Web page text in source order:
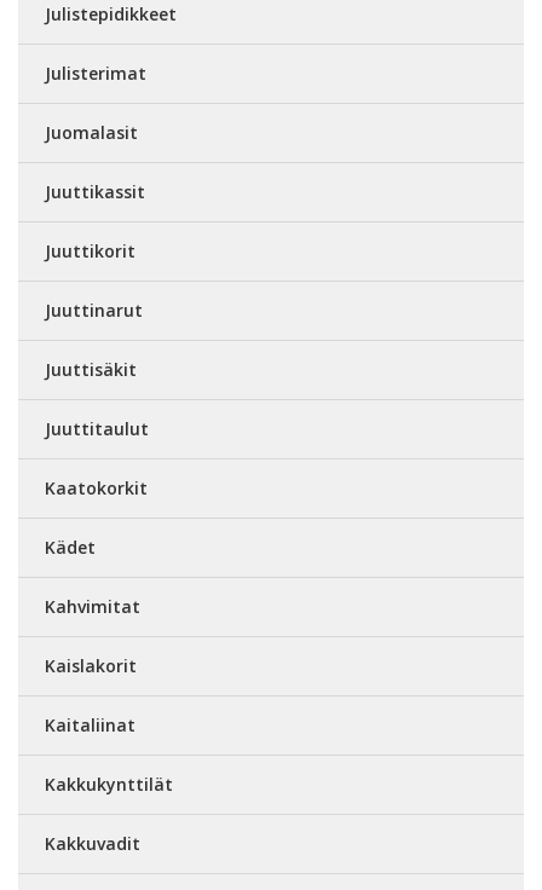
Julistepidikkeet
Julisterimat
Juomalasit
Juuttikassit
Juuttikorit
Juuttinarut
Juuttisäkit
Juuttitaulut
Kaatokorkit
Kädet
Kahvimitat
Kaislakorit
Kaitaliinat
Kakkukynttilät
Kakkuvadit